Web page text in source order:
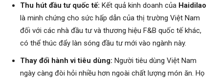
Thu hút đầu tư quốc tế: Kết quả kinh doanh của Haidilao
là minh chứng cho sức hấp dẫn của thị trường Việt Nam
đối với các nhà đầu tư và thương hiệu F&B quốc tế khác,
có thể thúc đẩy làn sóng đầu tư mới vào ngành này.
Thay đổi hành vi tiêu dùng: Người tiêu dùng Việt Nam
ngày càng đòi hỏi nhiều hơn ngoài chất lượng món ăn. Họ